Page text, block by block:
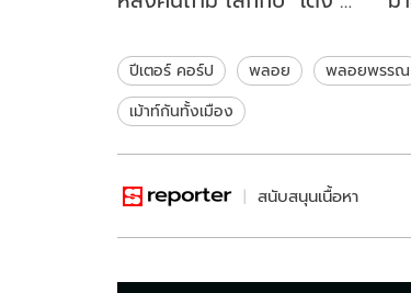
คุ
ปีเตอร์ คอร์ป พลอย พลอยพรรณ
เม้าท์กันทั้งเมือง
สนับสนุนเนื้อหา